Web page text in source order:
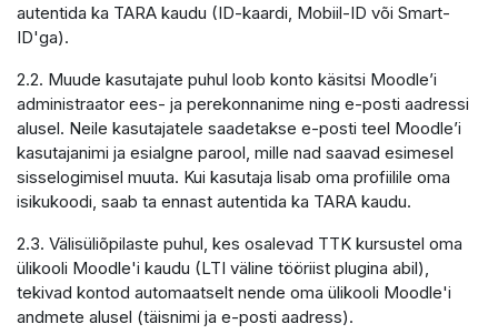
autentida ka TARA kaudu (ID-kaardi, Mobiil-ID või Smart-
ID'ga).
2.2. Muude kasutajate puhul loob konto käsitsi Moodle’i
administraator ees- ja perekonnanime ning e-posti aadressi
alusel. Neile kasutajatele saadetakse e-posti teel Moodle’i
kasutajanimi ja esialgne parool, mille nad saavad esimesel
sisselogimisel muuta. Kui kasutaja lisab oma profiilile oma
isikukoodi, saab ta ennast autentida ka TARA kaudu.
2.3. Välisüliõpilaste puhul, kes osalevad TTK kursustel oma
ülikooli Moodle'i kaudu (LTI väline tööriist plugina abil),
tekivad kontod automaatselt nende oma ülikooli Moodle'i
andmete alusel (täisnimi ja e-posti aadress).